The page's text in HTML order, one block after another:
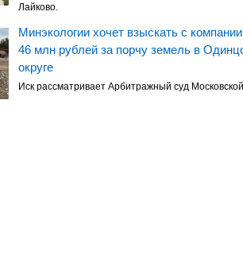
Лайково.
Минэкологии хочет взыскать с
46 млн рублей за порчу земель в
округе
Иск рассматривает Арбитражный суд